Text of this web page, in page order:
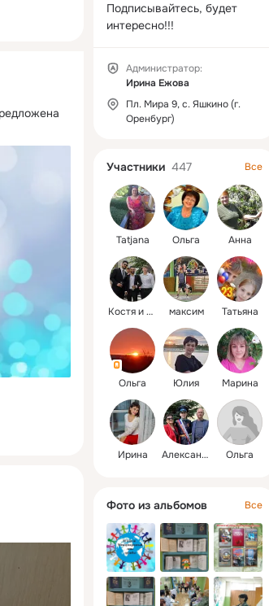
Подписывайтесь, будет
интересно!!!
Администратор:
Ирина Ежова
Пл. Мира 9, с. Яшкино (г.
Оренбург)
Участники 447 Все
Tatjana Oльга Анна
Костя и Лариса максим Татьяна
Ольга Юлия Марина
Ирина Александр и Ольга
Фото из альбомов Все